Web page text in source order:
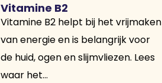
Vitamine B2
Vitamine B2 helpt bij het vrijmaken
van energie en is belangrijk voor
de huid, ogen en slijmvliezen. Lees
waar het...